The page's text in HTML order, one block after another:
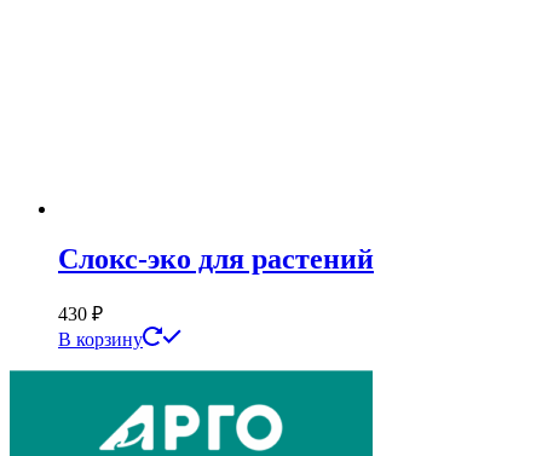
Слокс-эко для растений
430 ₽
В корзину